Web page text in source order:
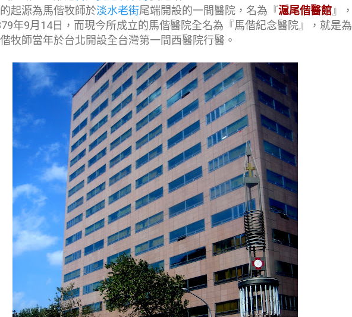
的起源為馬偕牧師於淡水老街尾端開設的一間醫院，名為『滬尾偕醫館』，
年9月14日，而現今所成立的馬偕醫院全名為『馬偕紀念醫院』，就是為
牧師當年於台北開設全台灣第一間西醫院行醫。